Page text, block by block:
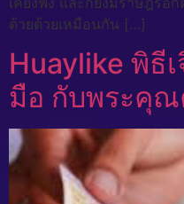
ด้วยด้วยเหมือนกัน […]
Huaylike พิธี
มือ กับพระคุ